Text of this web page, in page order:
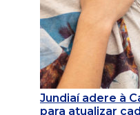
Jundiaí adere à
para atualizar